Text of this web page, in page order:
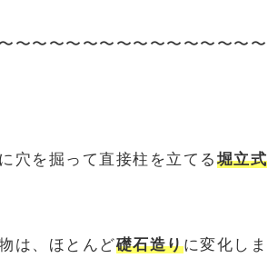
〜〜〜〜〜〜〜〜〜〜〜〜〜〜〜
穴を掘って直接柱を立てる 堀立式
は、ほとんど礎石造りに変化しま